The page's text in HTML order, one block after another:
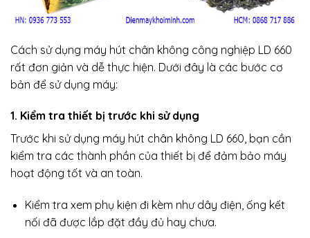
Cách sử dụng máy hút chân không công nghiệp LD 660
rất đơn giản và dễ thực hiện. Dưới đây là các bước cơ
bản để sử dụng máy:
1. Kiểm tra thiết bị trước khi sử dụng
Trước khi sử dụng máy hút chân không LD 660, bạn cần
kiểm tra các thành phần của thiết bị để đảm bảo máy
hoạt động tốt và an toàn.
Kiểm tra xem phụ kiện đi kèm như dây điện, ống kết
nối đã được lắp đặt đầy đủ hay chưa.